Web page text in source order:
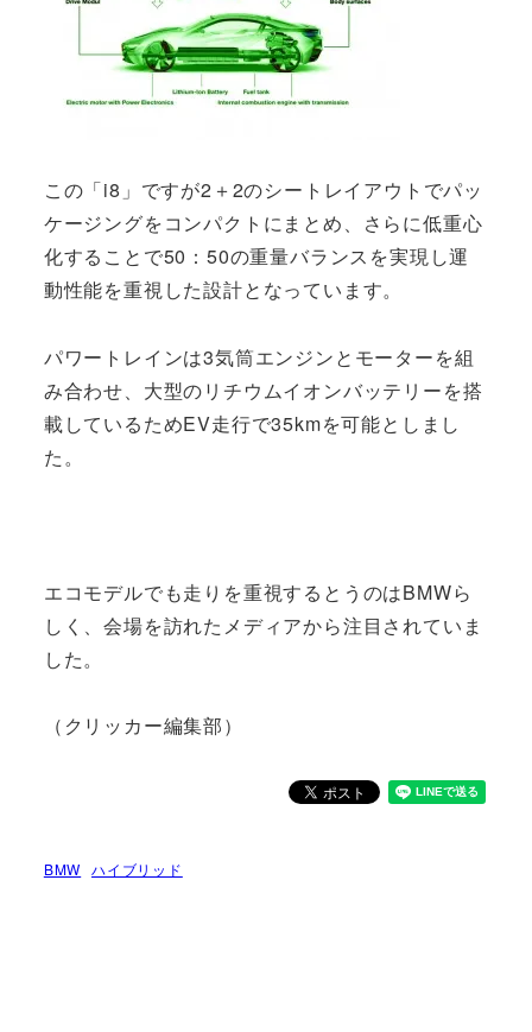
この「i8」ですが2＋2のシートレイアウトでパッ
ケージングをコンパクトにまとめ、さらに低重心
化することで50：50の重量バランスを実現し運
動性能を重視した設計となっています。
パワートレインは3気筒エンジンとモーターを組
み合わせ、大型のリチウムイオンバッテリーを搭
載しているためEV走行で35kmを可能としまし
た。
エコモデルでも走りを重視するとうのはBMWら
しく、会場を訪れたメディアから注目されていま
した。
（クリッカー編集部）
BMW ハイブリッド